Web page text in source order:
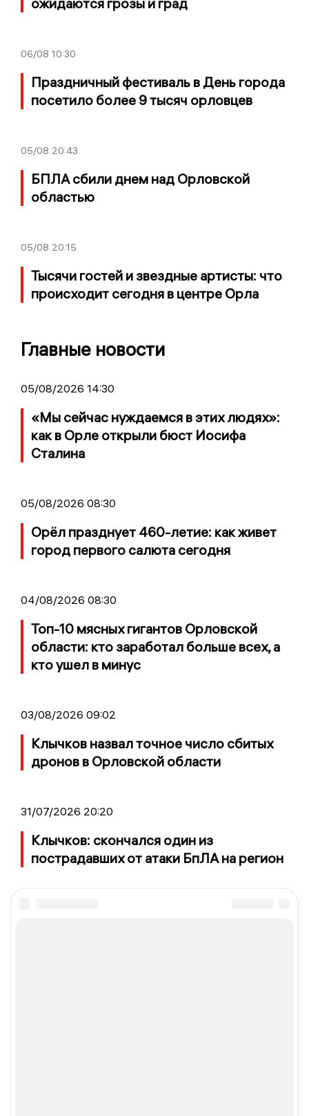
06/08 10:30
Праздничный фестиваль в День города
посетило более 9 тысяч орловцев
05/08 20:43
БПЛА сбили днем над Орловской
областью
05/08 20:15
Тысячи гостей и звездные артисты: что
происходит сегодня в центре Орла
Главные новости
05/08/2026 14:30
«Мы сейчас нуждаемся в этих людях»:
как в Орле открыли бюст Иосифа
Сталина
05/08/2026 08:30
Орёл празднует 460-летие: как живет
город первого салюта сегодня
04/08/2026 08:30
Топ-10 мясных гигантов Орловской
области: кто заработал больше всех, а
кто ушел в минус
03/08/2026 09:02
Клычков назвал точное число сбитых
дронов в Орловской области
31/07/2026 20:20
Клычков: скончался один из
пострадавших от атаки БпЛА на регион